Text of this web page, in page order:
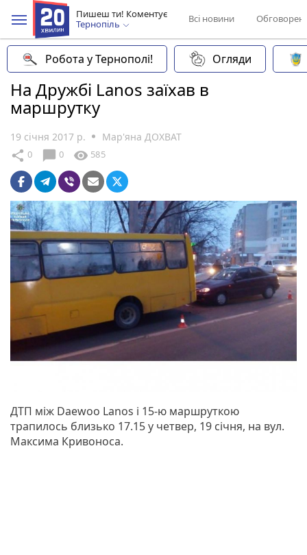
Пишеш ти! Коментує
Тернопіль
Всі новини
Робота у Тернополі! Огляди
На Дружбі Lanos заїхав в
маршрутку
19 січня 2017 р. Мар'яна ДОХВАТ
share 0 chat_bubble 0 visibility 585
ДТП між Daewoo Lanos і 15-ю маршруткою
трапилось близько 17.15 у четвер, 19 січня, на вул.
Максима Кривоноса.